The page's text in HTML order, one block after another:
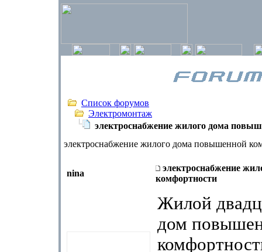
Список форумов
Электромонтаж
электроснабжение жилого дома
электроснабжение жилого дома повышенной
nina
электроснабжение
комфортности
Жилой
дом